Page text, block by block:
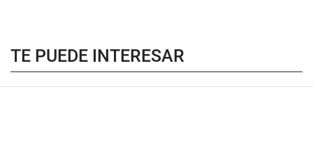
TE PUEDE INTERESAR